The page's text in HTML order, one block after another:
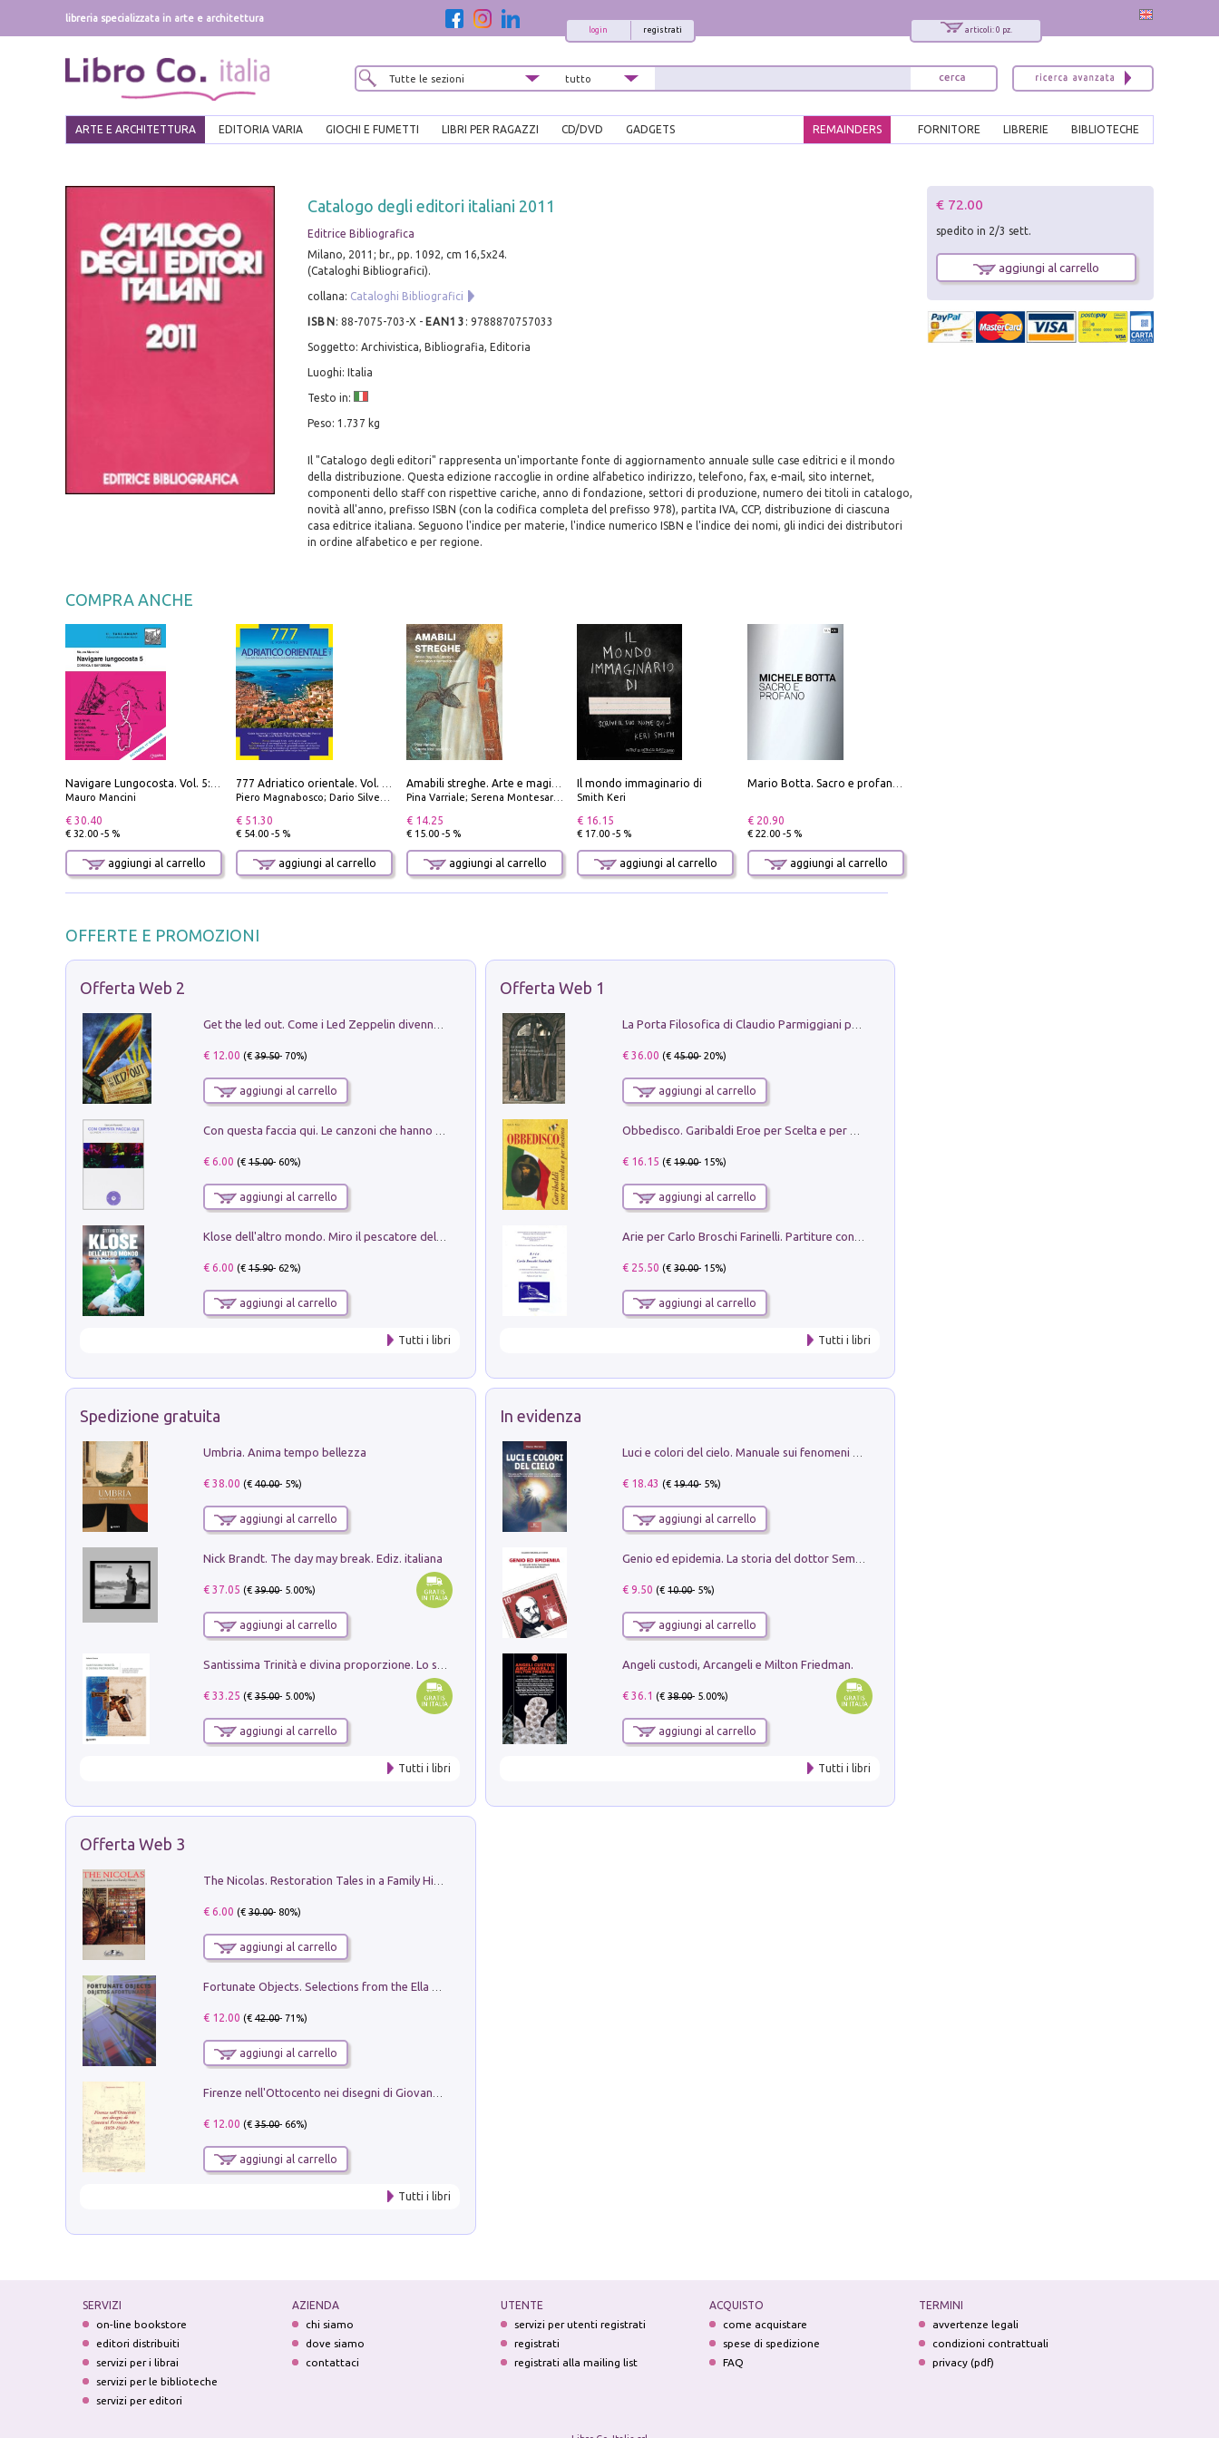
libreria specializzata in arte e architettura
articoli: 0 pz.
registrati
login
ARTE E ARCHITETTURA EDITORIA VARIA GIOCHI E FUMETTI LIBRI PER RAGAZZI CD/DVD GADGETS BIBLIOTECHE
LIBRERIE
FORNITORE
REMAINDERS
Catalogo degli editori italiani 2011
Editrice Bibliografica
Milano, 2011; br., pp. 1092, cm 16,5x24.
(Cataloghi Bibliografici).
collana: Cataloghi Bibliografici
ISBN : 88-7075-703-X - EAN13 : 9788870757033
Soggetto: Archivistica, Bibliografia, Editoria
Luoghi: Italia
Testo in:
Peso: 1.737 kg
Il "Catalogo degli editori" rappresenta un'importante fonte di aggiornamento annuale sulle case editrici e il mondo
della distribuzione. Questa edizione raccoglie in ordine alfabetico indirizzo, telefono, fax, e-mail, sito internet,
componenti dello staff con rispettive cariche, anno di fondazione, settori di produzione, numero dei titoli in catalogo,
novità all'anno, prefisso ISBN (con la codifica completa del prefisso 978), partita IVA, CCP, distribuzione di ciascuna
casa editrice italiana. Seguono l'indice per materie, l'indice numerico ISBN e l'indice dei nomi, gli indici dei distributori
in ordine alfabetico e per regione.
COMPRA ANCHE
Mauro Mancini
€ 30.40
€ 32.00 -5 %
aggiungi al carrello
Piero Magnabosco; Dario Silvestro; Marco Sbrizzi
€ 51.30
€ 54.00 -5 %
aggiungi al carrello
Pina Varriale; Serena Montesarchio
€ 14.25
€ 15.00 -5 %
aggiungi al carrello
Il mondo immaginario di
Smith Keri
€ 16.15
€ 17.00 -5 %
aggiungi al carrello
€ 20.90
€ 22.00 -5 %
aggiungi al carrello
OFFERTE E PROMOZIONI
Offerta Web 2
€ 12.00 (€39.50- 70%)
aggiungi al carrello
€ 6.00 (€15.00- 60%)
aggiungi al carrello
Klose dell'altro mondo. Miro il pescatore del goal
€ 6.00 (€15.90- 62%)
aggiungi al carrello
Tutti i libri
Offerta Web 1
€ 36.00 (€45.00- 20%)
aggiungi al carrello
€ 16.15 (€19.00- 15%)
aggiungi al carrello
€ 25.50 (€30.00- 15%)
aggiungi al carrello
Tutti i libri
Spedizione gratuita
Umbria. Anima tempo bellezza
€ 38.00 (€40.00- 5%)
aggiungi al carrello
Nick Brandt. The day may break. Ediz. italiana
€ 37.05 (€39.00- 5.00%)
aggiungi al carrello
€ 33.25 (€35.00- 5.00%)
aggiungi al carrello
Tutti i libri
In evidenza
€ 18.43 (€19.40- 5%)
aggiungi al carrello
€ 9.50 (€10.00- 5%)
aggiungi al carrello
Angeli custodi, Arcangeli e Milton Friedman.
€ 36.1 (€38.00- 5.00%)
aggiungi al carrello
Tutti i libri
Offerta Web 3
€ 6.00 (€30.00- 80%)
aggiungi al carrello
€ 12.00 (€42.00- 71%)
aggiungi al carrello
€ 12.00 (€35.00- 66%)
aggiungi al carrello
Tutti i libri
€ 72.00
spedito in 2/3 sett.
aggiungi al carrello
SERVIZI
on-line bookstore
editori distribuiti
servizi per i librai
servizi per le biblioteche
servizi per editori
AZIENDA
chi siamo
dove siamo
contattaci
UTENTE
servizi per utenti registrati
registrati
registrati alla mailing list
ACQUISTO
come acquistare
spese di spedizione
FAQ
TERMINI
avvertenze legali
condizioni contrattuali
privacy (pdf)
x
Interessato ai nostri libri?
Sarai informato delle nostre novità, potrai
comunque cancellarti quando desideri.
modulo di iscrizione